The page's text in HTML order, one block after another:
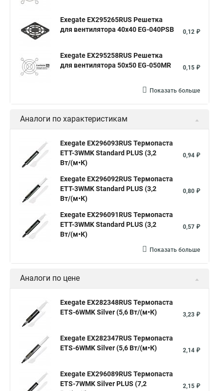
Exegate EX295265RUS Решетка
для вентилятора 40x40 EG-040PSB
0,12 ₽
Exegate EX295258RUS Решетка
для вентилятора 50х50 EG-050MR
0,15 ₽
Показать больше
Аналоги по характеристикам
Exegate EX296093RUS Термопаста
ETТ-3WMK Standard PLUS (3,2
Вт/(м•К)
0,94 ₽
Exegate EX296092RUS Термопаста
ETТ-3WMK Standard PLUS (3,2
Вт/(м•К)
0,80 ₽
Exegate EX296091RUS Термопаста
ETТ-3WMK Standard PLUS (3,2
Вт/(м•К)
0,57 ₽
Показать больше
Аналоги по цене
Exegate EX282348RUS Термопаста
ETS-6WMK Silver (5,6 Вт/(м•К)
3,23 ₽
Exegate EX282347RUS Термопаста
ETS-6WMK Silver (5,6 Вт/(м•К)
2,14 ₽
Exegate EX296089RUS Термопаста
ETS-7WMK Silver PLUS (7,2
2,15 ₽